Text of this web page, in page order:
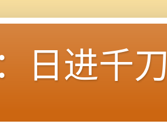
日进千刀